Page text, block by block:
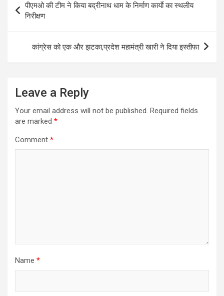
navigation
पीएमओ की टीम ने किया बद्रीनाथ धाम के निर्माण कार्याे का स्थलीय
निरीक्षण
कांग्रेस को एक और झटका,प्रदेश महामंत्री खारी ने दिया इस्तीफा
Leave a Reply
Your email address will not be published. Required fields
are marked *
Comment *
Name *